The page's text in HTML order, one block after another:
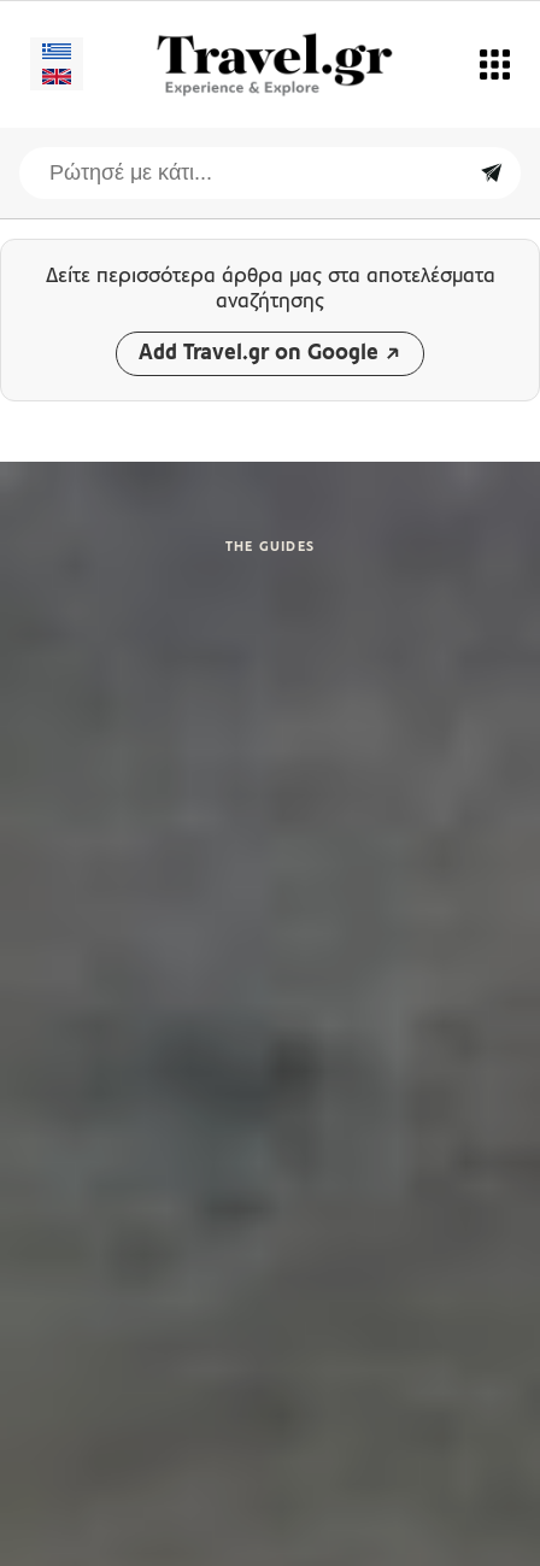
Δείτε περισσότερα άρθρα μας στα αποτελέσματα
αναζήτησης
Add Travel.gr on Google
THE GUIDES